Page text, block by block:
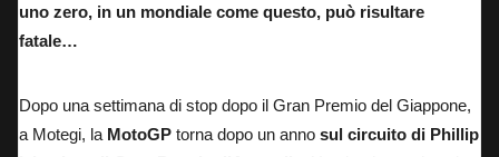
uno zero, in un mondiale come questo, può risultare
fatale…
Dopo una settimana di stop dopo il Gran Premio del Giappone,
a Motegi, la MotoGP torna dopo un anno sul circuito di Phillip